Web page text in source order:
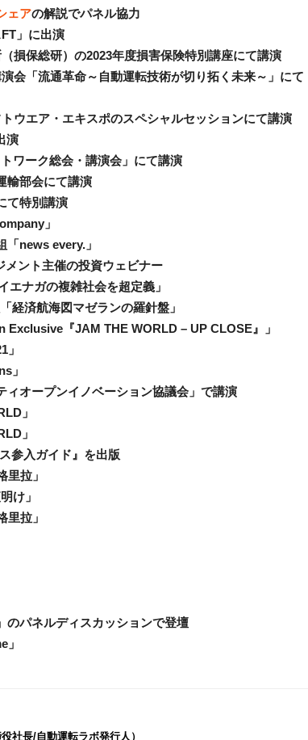
ェアの解説でパネル協力
」に出演
損保総研）の2023年度損害保険特別講座にて講演
会「流通革命～自動運転技術が切り拓く未来～」にて
ウエア・エキスポのスペシャルセッションにて講演
演
ワーク総会・講演会」にて講演
輸部会にて講演
て特別講演
」
「news every.」
メント主催の投資ウェビナー
エナガの複雑社会を超定義」
経済航海図マゼランの羅針盤」
Exclusive『JAM THE WORLD – UP CLOSE』」
」
ィオープンイノベーション協議会」で講演
」
」
参入ガイド』を出版
拉」
け」
拉」
のパネルディスカッションで登壇
社長/自動運転ラボ発行人）